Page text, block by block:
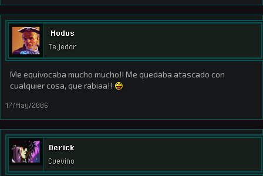
Modus
Tejedor
Me equivocaba mucho mucho!! Me quedaba atascado con
cualquier cosa, que rabiaa!!
17/May/2006
Derick
Cuevino